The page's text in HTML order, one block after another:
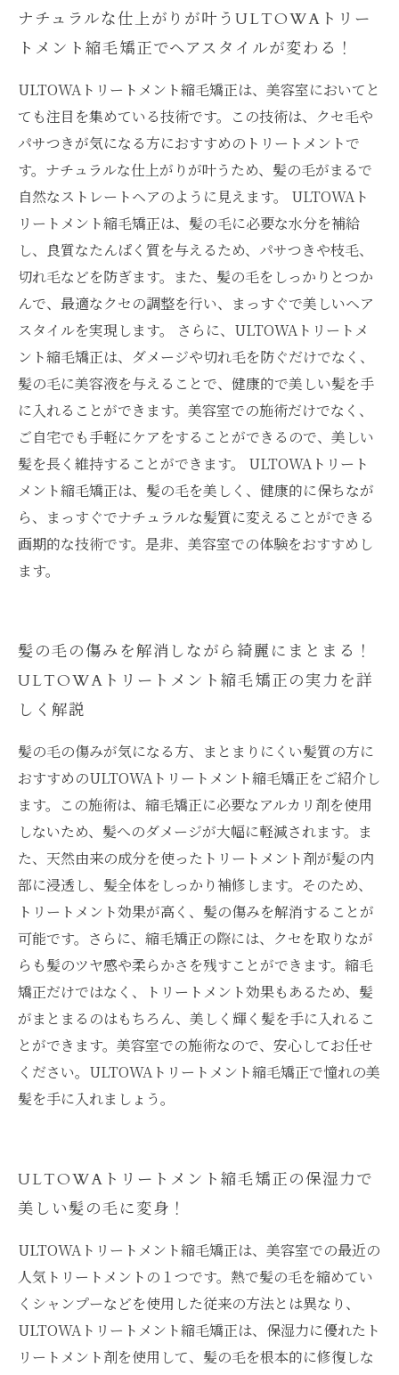
ナチュラルな仕上がりが叶うULTOWAトリー
トメント縮毛矯正でヘアスタイルが変わる！
ULTOWAトリートメント縮毛矯正は、美容室においてと
ても注目を集めている技術です。この技術は、クセ毛や
パサつきが気になる方におすすめのトリートメントで
す。ナチュラルな仕上がりが叶うため、髪の毛がまるで
自然なストレートヘアのように見えます。 ULTOWAト
リートメント縮毛矯正は、髪の毛に必要な水分を補給
し、良質なたんぱく質を与えるため、パサつきや枝毛、
切れ毛などを防ぎます。また、髪の毛をしっかりとつか
んで、最適なクセの調整を行い、まっすぐで美しいヘア
スタイルを実現します。 さらに、ULTOWAトリートメ
ント縮毛矯正は、ダメージや切れ毛を防ぐだけでなく、
髪の毛に美容液を与えることで、健康的で美しい髪を手
に入れることができます。美容室での施術だけでなく、
ご自宅でも手軽にケアをすることができるので、美しい
髪を長く維持することができます。 ULTOWAトリート
メント縮毛矯正は、髪の毛を美しく、健康的に保ちなが
ら、まっすぐでナチュラルな髪質に変えることができる
画期的な技術です。是非、美容室での体験をおすすめし
ます。
髪の毛の傷みを解消しながら綺麗にまとまる！
ULTOWAトリートメント縮毛矯正の実力を詳
しく解説
髪の毛の傷みが気になる方、まとまりにくい髪質の方に
おすすめのULTOWAトリートメント縮毛矯正をご紹介し
ます。この施術は、縮毛矯正に必要なアルカリ剤を使用
しないため、髪へのダメージが大幅に軽減されます。ま
た、天然由来の成分を使ったトリートメント剤が髪の内
部に浸透し、髪全体をしっかり補修します。そのため、
トリートメント効果が高く、髪の傷みを解消することが
可能です。さらに、縮毛矯正の際には、クセを取りなが
らも髪のツヤ感や柔らかさを残すことができます。縮毛
矯正だけではなく、トリートメント効果もあるため、髪
がまとまるのはもちろん、美しく輝く髪を手に入れるこ
とができます。美容室での施術なので、安心してお任せ
ください。ULTOWAトリートメント縮毛矯正で憧れの美
髪を手に入れましょう。
ULTOWAトリートメント縮毛矯正の保湿力で
美しい髪の毛に変身！
ULTOWAトリートメント縮毛矯正は、美容室での最近の
人気トリートメントの１つです。熱で髪の毛を縮めてい
くシャンプーなどを使用した従来の方法とは異なり、
ULTOWAトリートメント縮毛矯正は、保湿力に優れたト
リートメント剤を使用して、髪の毛を根本的に修復しな